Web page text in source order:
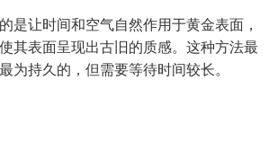
是让时间和空气自然作用于黄金表面，
其表面呈现出古旧的质感。这种方法最
为持久的，但需要等待时间较长。